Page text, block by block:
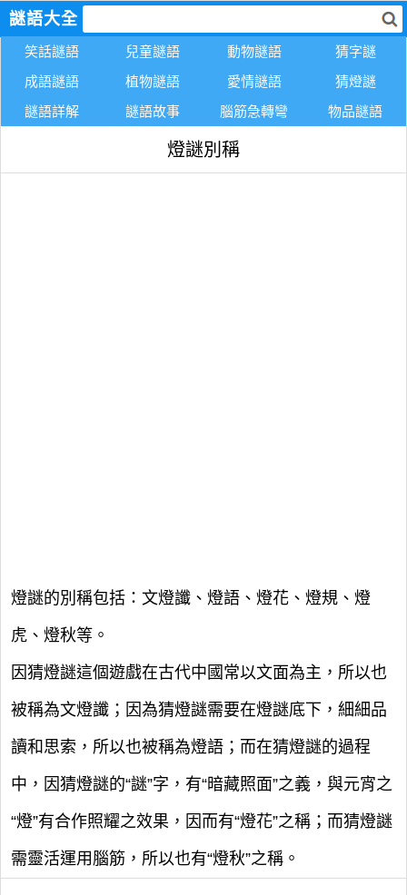
謎語大全
笑話謎語 兒童謎語 動物謎語
猜字謎
成語謎語
植物謎語 愛情謎語
猜燈謎
謎語詳解
謎語故事 腦筋急轉彎 物品謎語
燈謎別稱
燈謎的別稱包括：文燈讖、燈語、燈花、燈規、燈
虎、燈秋等。
因猜燈謎這個遊戲在古代中國常以文面為主，所以也
被稱為文燈讖；因為猜燈謎需要在燈謎底下，細細品
讀和思索，所以也被稱為燈語；而在猜燈謎的過程
中，因猜燈謎的“謎”字，有“暗藏照面”之義，與元宵之
“燈”有合作照耀之效果，因而有“燈花”之稱；而猜燈謎
需靈活運用腦筋，所以也有“燈秋”之稱。